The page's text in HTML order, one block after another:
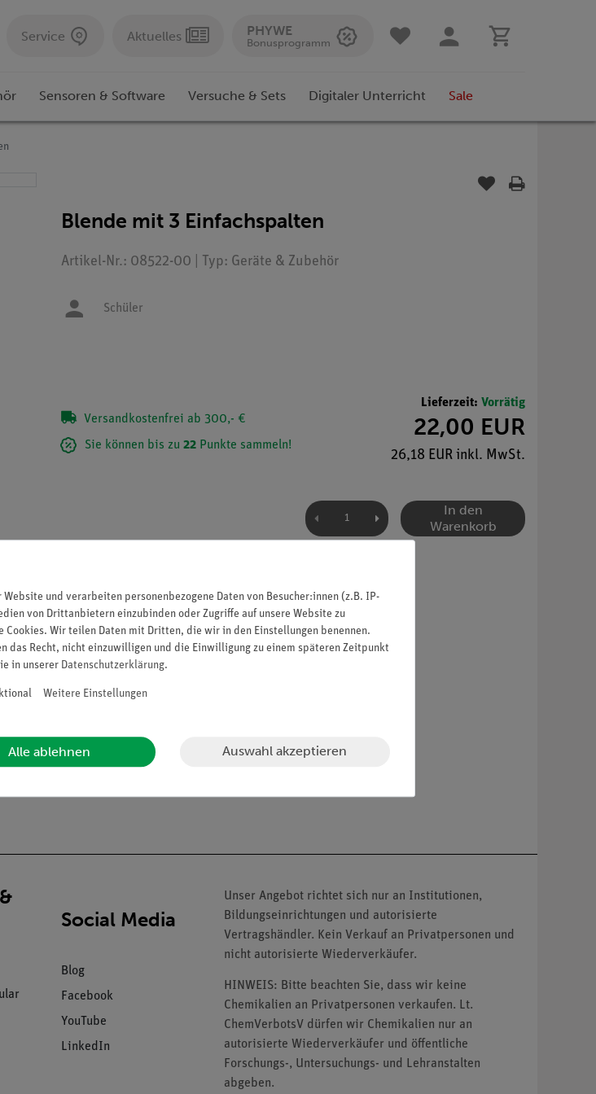
Service Aktuelles PHYWE
Bonusprogramm
Sensoren & Software Versuche & Sets Digitaler Unterricht Sale
Blende mit 3 Einfachspalten
Artikel-Nr.: 08522-00 | Typ: Geräte & Zubehör
Schüler
Versandkostenfrei ab 300,- €
Sie können bis zu 22 Punkte sammeln!
Lieferzeit: Vorrätig
22,00 EUR
26,18 EUR inkl. MwSt.
In den
Warenkorb
Social Media
Blog
Facebook
YouTube
LinkedIn
Unser Angebot richtet sich nur an Institutionen,
Bildungseinrichtungen und autorisierte
Vertragshändler. Kein Verkauf an Privatpersonen und
nicht autorisierte Wiederverkäufer.
HINWEIS: Bitte beachten Sie, dass wir keine
Chemikalien an Privatpersonen verkaufen. Lt.
ChemVerbotsV dürfen wir Chemikalien nur an
autorisierte Wiederverkäufer und öffentliche
Forschungs-, Untersuchungs- und Lehranstalten
abgeben.
und verarbeiten personenbezogene Daten von Besucher:innen (z.B. IP-
von Drittanbietern einzubinden oder Zugriffe auf unsere Website zu
Wir teilen Daten mit Dritten, die wir in den Einstellungen benennen.
das Recht, nicht einzuwilligen und die Einwilligung zu einem späteren Zeitpunkt
in unserer Daten­schutz­erklärung.
Weitere Einstellungen
Alle ablehnen Auswahl akzeptieren